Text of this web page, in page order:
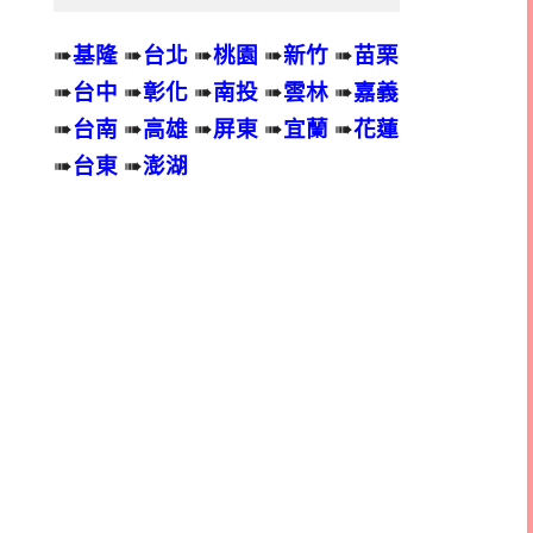
➠基隆 ➠台北 ➠桃園 ➠新竹 ➠苗栗
➠台中 ➠彰化 ➠南投 ➠雲林 ➠嘉義
➠台南 ➠高雄 ➠屏東 ➠宜蘭 ➠花蓮
➠台東 ➠澎湖